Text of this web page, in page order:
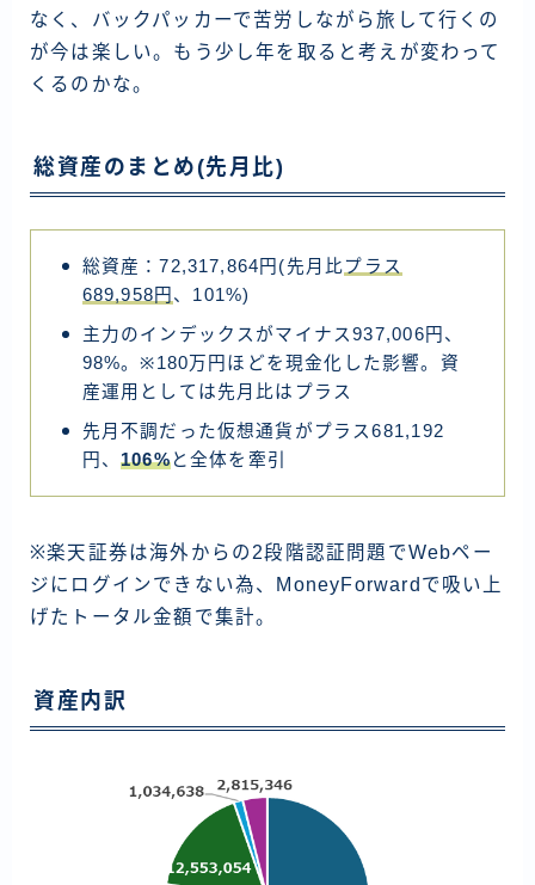
インド
世界一周旅行前～準備～
アニメ
資産運用
仮想通貨
お問い合わせ
なく、バックパッカーで苦労しながら旅して行くの
が今は楽しい。もう少し年を取ると考えが変わって
くるのかな。
総資産のまとめ(先月比)
総資産：72,317,864円(先月比プラス
689,958円 、101%)
主力のインデックスがマイナス937,006円、
98%。※180万円ほどを現金化した影響。資
産運用としては先月比はプラス
先月不調だった仮想通貨がプラス681,192
円、 106%と全体を牽引
※楽天証券は海外からの2段階認証問題でWebペー
ジにログインできない為、MoneyForwardで吸い上
げたトータル金額で集計。
資産内訳